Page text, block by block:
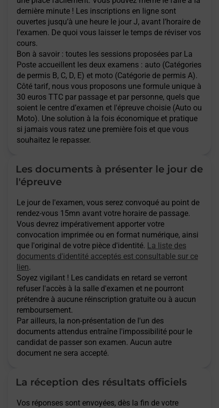
dernière minute ! Les inscriptions en ligne sont
ouvertes jusqu’à une heure le jour J, avant l’horaire de
l’examen. De quoi vous laisser le temps de réviser vos
cours.
Bon à savoir : toutes les sessions proposées par La
Poste accueillent les deux examens : auto (Catégories
de permis B, C, D, E) et moto (Catégorie de permis A).
Côté tarif, nous vous proposons une formule unique à
30 euros TTC par passage et par personne, quels que
soient le centre d’examen et l'épreuve choisie (Auto ou
Moto). Une solution à la fois économique et pratique
si jamais vous ratez une première fois et que vous
souhaitez le repasser.
Les documents à présenter le jour de
l'épreuve
Le jour de l'examen, vous serez convoqué au point de
rendez-vous 15mn avant votre horaire de passage.
Vous devrez impérativement apporter votre
convocation imprimée ou en format numérique, ainsi
que l'original de votre pièce d'identité. La liste des
documents d'identité acceptés est consultable sur ce
lien.
Soyez vigilant ! Les candidats en retard se verront
refuser l'accès à la salle d'examen et ne pourront
prétendre à aucune réinscription gratuite ou à aucun
remboursement.
Par ailleurs, la non-présentation de l'un des
documents attendus entraîne l'impossibilité pour le
candidat de passer son examen. Aucun autre
document ne sera accepté.
La réception des résultats officiels
Vos réponses sont envoyées, dès la fin de votre